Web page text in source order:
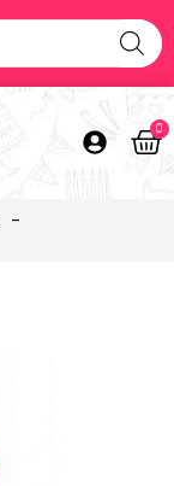
0